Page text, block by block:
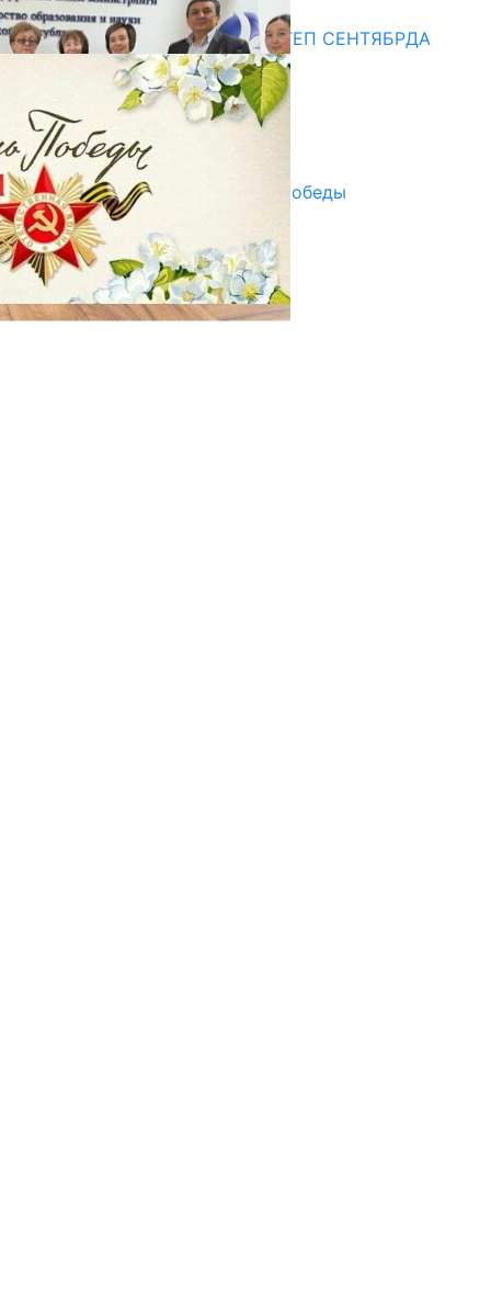
Медиа
СУЗАКТА 750 ОРУНДУУ МЕКТЕП СЕНТЯБРДА
ПАЙДАЛАНУУГА БЕРИЛЕТ
07.08.2025
Улуу Жеңиштин жандуу сөзү
29.04.2025
Награды в преддверии Дня Победы
29.04.2025